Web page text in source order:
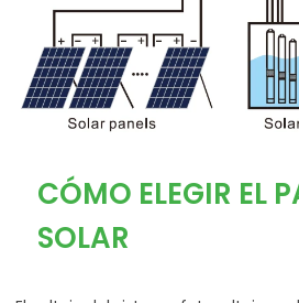
CÓMO ELEGIR EL
SOLAR